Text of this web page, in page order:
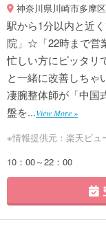
神奈川県川崎市多摩
駅から1分以内と近
院」☆「22時まで営
忙しい方にピッタリ
と一緒に改善しちゃ
凄腕整体師が「中国
盤を...View More »
※情報提供元：楽天ビュ
10：00～22：00